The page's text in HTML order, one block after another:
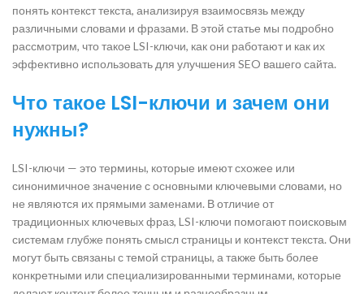
понять контекст текста, анализируя взаимосвязь между
различными словами и фразами. В этой статье мы подробно
рассмотрим, что такое LSI-ключи, как они работают и как их
эффективно использовать для улучшения SEO вашего сайта.
Что такое LSI-ключи и зачем они
нужны?
LSI-ключи — это термины, которые имеют схожее или
синонимичное значение с основными ключевыми словами, но
не являются их прямыми заменами. В отличие от
традиционных ключевых фраз, LSI-ключи помогают поисковым
системам глубже понять смысл страницы и контекст текста. Они
могут быть связаны с темой страницы, а также быть более
конкретными или специализированными терминами, которые